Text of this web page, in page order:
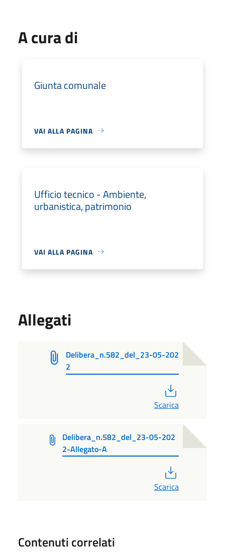
A cura di
Giunta comunale
VAI ALLA PAGINA
Ufficio tecnico - Ambiente,
urbanistica, patrimonio
VAI ALLA PAGINA
Allegati
Delibera_n.582_del_23-05-202
2
Scarica
Delibera_n.582_del_23-05-202
2-Allegato-A
Scarica
Contenuti correlati